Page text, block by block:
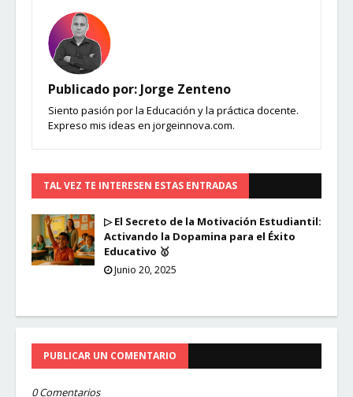
Publicado por: Jorge Zenteno
Siento pasión por la Educación y la práctica docente.
Expreso mis ideas en jorgeinnova.com.
TAL VEZ TE INTERESEN ESTAS ENTRADAS
▷ El Secreto de la Motivación Estudiantil:
Activando la Dopamina para el Éxito
Educativo 🥇
Junio 20, 2025
PUBLICAR UN COMENTARIO
0 Comentarios